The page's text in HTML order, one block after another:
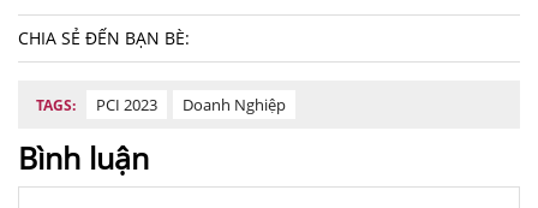
CHIA SẺ ĐẾN BẠN BÈ:
TAGS: PCI 2023 Doanh Nghiệp
Bình luận